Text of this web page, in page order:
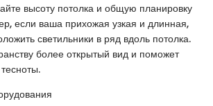
высоту потолка и общую планировку
если ваша прихожая узкая и длинная,
светильники в ряд вдоль потолка.
более открытый вид и поможет